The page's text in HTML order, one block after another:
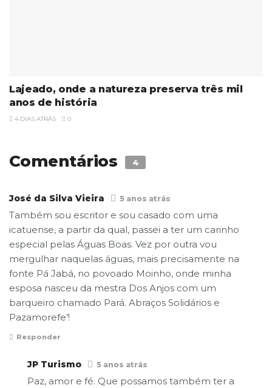
Lajeado, onde a natureza preserva três mil
anos de história
4 DIAS ATRÁS 0
Comentários 4
José da Silva Vieira 5 anos atrás
Também sou escritor e sou casado com uma
icatuense, a partir da qual, passei a ter um carinho
especial pelas Águas Boas. Vez por outra vou
mergulhar naquelas águas, mais precisamente na
fonte Pá Jabá, no povoado Moinho, onde minha
esposa nasceu da mestra Dos Anjos com um
barqueiro chamado Pará. Abraços Solidários e
Pazamorefe’!
Responder
JP Turismo 5 anos atrás
Paz, amor e fé. Que possamos também ter a